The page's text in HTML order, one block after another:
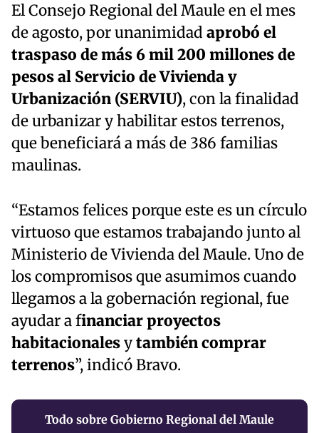
El Consejo Regional del Maule en el mes
de agosto, por unanimidad aprobó el
traspaso de más 6 mil 200 millones de
pesos al Servicio de Vivienda y
Urbanización (SERVIU), con la finalidad
de urbanizar y habilitar estos terrenos,
que beneficiará a más de 386 familias
maulinas.
“Estamos felices porque este es un círculo
virtuoso que estamos trabajando junto al
Ministerio de Vivienda del Maule. Uno de
los compromisos que asumimos cuando
llegamos a la gobernación regional, fue
ayudar a financiar proyectos
habitacionalesytambién comprar
terrenos”, indicó Bravo.
Todo sobre Gobierno Regional del Maule